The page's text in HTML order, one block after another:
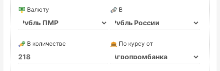
Валюту В
В количестве По курсу от